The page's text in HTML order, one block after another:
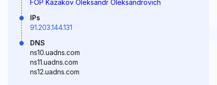
FOP Kazakov Oleksandr Oleksandrovich
IPs
91.203.144.131
DNS
ns10.uadns.com
ns11.uadns.com
ns12.uadns.com